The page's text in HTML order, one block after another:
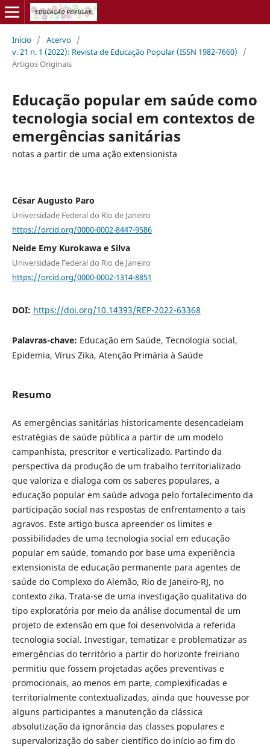
Início / Acervo /
v. 21 n. 1 (2022): Revista de Educação Popular (ISSN 1982-7660)
/
Artigos Originais
Educação popular em saúde como
tecnologia social em contextos de
emergências sanitárias
notas a partir de uma ação extensionista
César Augusto Paro
Universidade Federal do Rio de Janeiro
https://orcid.org/0000-0002-8447-9586
Neide Emy Kurokawa e Silva
Universidade Federal do Rio de Janeiro
https://orcid.org/0000-0002-1314-8851
DOI: https://doi.org/10.14393/REP-2022-63368
Palavras-chave: Educação em Saúde, Tecnologia social,
Epidemia, Vírus Zika, Atenção Primária à Saúde
Resumo
As emergências sanitárias historicamente desencadeiam
estratégias de saúde pública a partir de um modelo
campanhista, prescritor e verticalizado. Partindo da
perspectiva da produção de um trabalho territorializado
que valoriza e dialoga com os saberes populares, a
educação popular em saúde advoga pelo fortalecimento da
participação social nas respostas de enfrentamento a tais
agravos. Este artigo busca apreender os limites e
possibilidades de uma tecnologia social em educação
popular em saúde, tomando por base uma experiência
extensionista de educação permanente para agentes de
saúde do Complexo do Alemão, Rio de Janeiro-RJ, no
contexto zika. Trata-se de uma investigação qualitativa do
tipo exploratória por meio da análise documental de um
projeto de extensão em que foi desenvolvida a referida
tecnologia social. Investigar, tematizar e problematizar as
emergências do território a partir do horizonte freiriano
permitiu que fossem projetadas ações preventivas e
promocionais, ao menos em parte, complexificadas e
territorialmente contextualizadas, ainda que houvesse por
alguns participantes a manutenção da clássica
absolutização da ignorância das classes populares e
supervalorização do saber científico do início ao fim do